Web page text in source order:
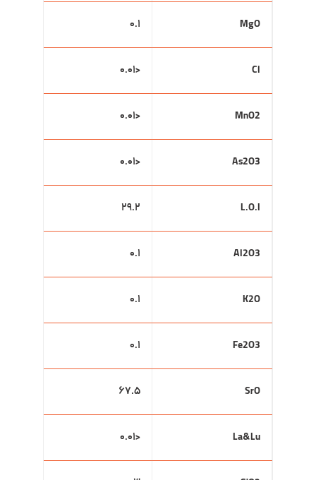
MgO ۰.۱
Cl <۰.۰۱
MnO2 <۰.۰۱
As2O3 <۰.۰۱
L.O.I ۲۹.۲
Al2O3 ۰.۱
K2O ۰.۱
Fe2O3 ۰.۱
SrO ۶۷.۵
La&Lu <۰.۰۱